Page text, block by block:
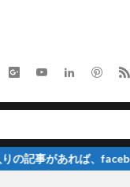
ば、facebook・Twitter